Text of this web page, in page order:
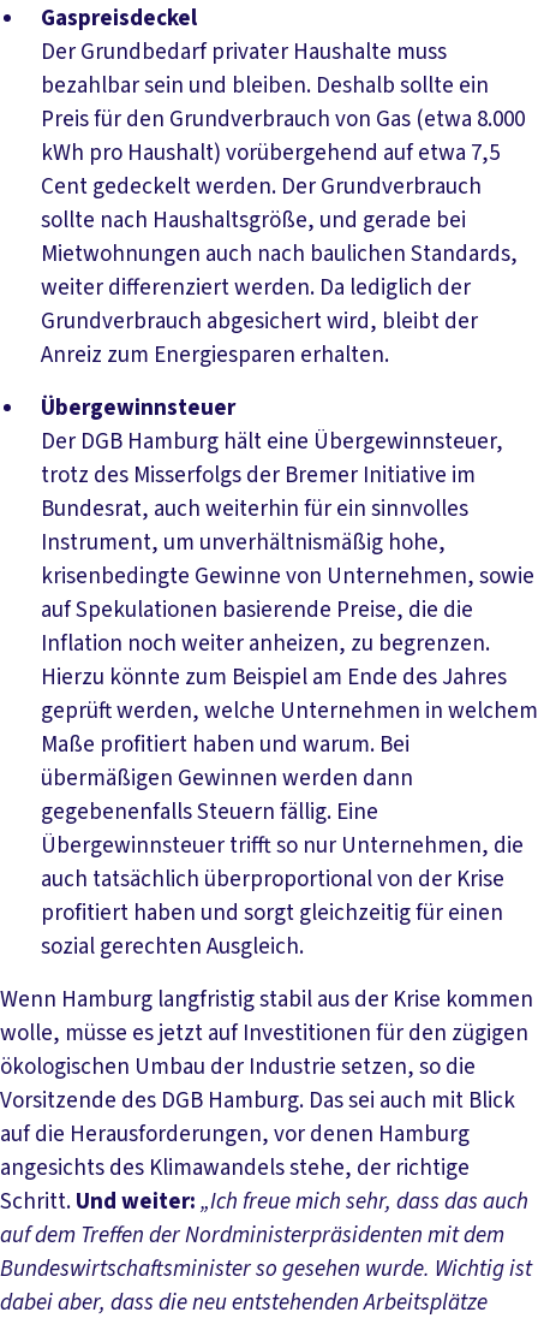
Gaspreisdeckel
Der Grundbedarf privater Haushalte muss
bezahlbar sein und bleiben. Deshalb sollte ein
Preis für den Grundverbrauch von Gas (etwa 8.000
kWh pro Haushalt) vorübergehend auf etwa 7,5
Cent gedeckelt werden. Der Grundverbrauch
sollte nach Haushaltsgröße, und gerade bei
Mietwohnungen auch nach baulichen Standards,
weiter differenziert werden. Da lediglich der
Grundverbrauch abgesichert wird, bleibt der
Anreiz zum Energiesparen erhalten.
Übergewinnsteuer
Der DGB Hamburg hält eine Übergewinnsteuer,
trotz des Misserfolgs der Bremer Initiative im
Bundesrat, auch weiterhin für ein sinnvolles
Instrument, um unverhältnismäßig hohe,
krisenbedingte Gewinne von Unternehmen, sowie
auf Spekulationen basierende Preise, die die
Inflation noch weiter anheizen, zu begrenzen.
Hierzu könnte zum Beispiel am Ende des Jahres
geprüft werden, welche Unternehmen in welchem
Maße profitiert haben und warum. Bei
übermäßigen Gewinnen werden dann
gegebenenfalls Steuern fällig. Eine
Übergewinnsteuer trifft so nur Unternehmen, die
auch tatsächlich überproportional von der Krise
profitiert haben und sorgt gleichzeitig für einen
sozial gerechten Ausgleich.
Wenn Hamburg langfristig stabil aus der Krise kommen
wolle, müsse es jetzt auf Investitionen für den zügigen
ökologischen Umbau der Industrie setzen, so die
Vorsitzende des DGB Hamburg. Das sei auch mit Blick
auf die Herausforderungen, vor denen Hamburg
angesichts des Klimawandels stehe, der richtige
Schritt.Und weiter:„Ich freue mich sehr, dass das auch
auf dem Treffen der Nordministerpräsidenten mit dem
Bundeswirtschaftsminister so gesehen wurde. Wichtig ist
dabei aber, dass die neu entstehenden Arbeitsplätze